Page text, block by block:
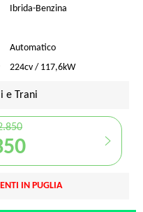
Ibrida-Benzina
Automatico
224cv / 117,6kW
e Trani
IN PUGLIA